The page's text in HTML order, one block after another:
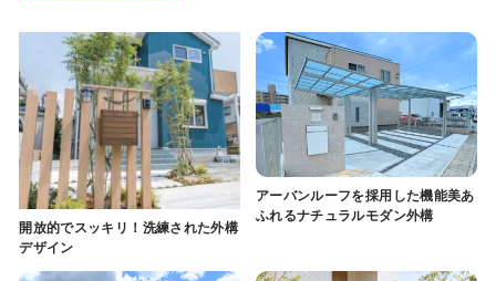
開放的でスッキリ！洗練された外構
デザイン
アーバンルーフを採用した機能美あ
ふれるナチュラルモダン外構